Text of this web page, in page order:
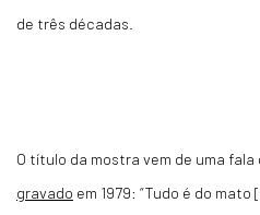
de três décadas.
O título da mostra vem de uma
gravado em 1979: “Tudo é do